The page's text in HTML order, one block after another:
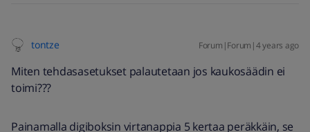
tontze Forum|Forum|4 years ago
Miten tehdasasetukset palautetaan jos kaukosäädin ei
toimi???
Painamalla digiboksin virtanappia 5 kertaa peräkkäin, se